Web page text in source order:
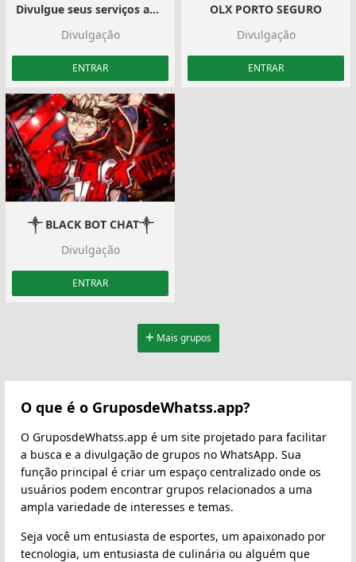
Divulgue seus serviços aqui
Divulgação
ENTRAR
OLX PORTO SEGURO
Divulgação
ENTRAR
༒ BLACK BOT CHAT༒
Divulgação
ENTRAR
Mais grupos
O que é o GruposdeWhatss.app?
O GruposdeWhatss.app é um site projetado para facilitar
a busca e a divulgação de grupos no WhatsApp. Sua
função principal é criar um espaço centralizado onde os
usuários podem encontrar grupos relacionados a uma
ampla variedade de interesses e temas.
Seja você um entusiasta de esportes, um apaixonado por
tecnologia, um entusiasta de culinária ou alguém que